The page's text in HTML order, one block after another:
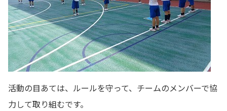
活動の目あては、ルールを守って、チームのメンバーで協
力して取り組むです。